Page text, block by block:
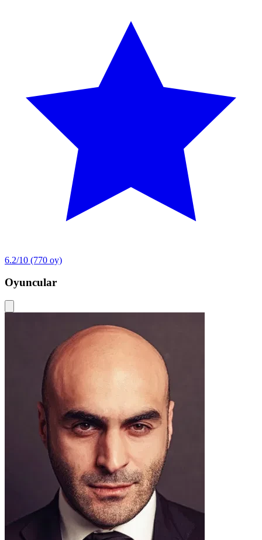
6.2/10 (770 oy)
Oyuncular